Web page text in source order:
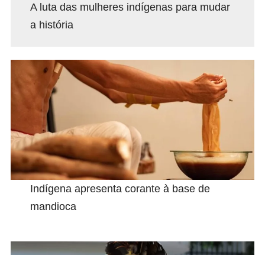
A luta das mulheres indígenas para mudar
a história
Indígena apresenta corante à base de
mandioca